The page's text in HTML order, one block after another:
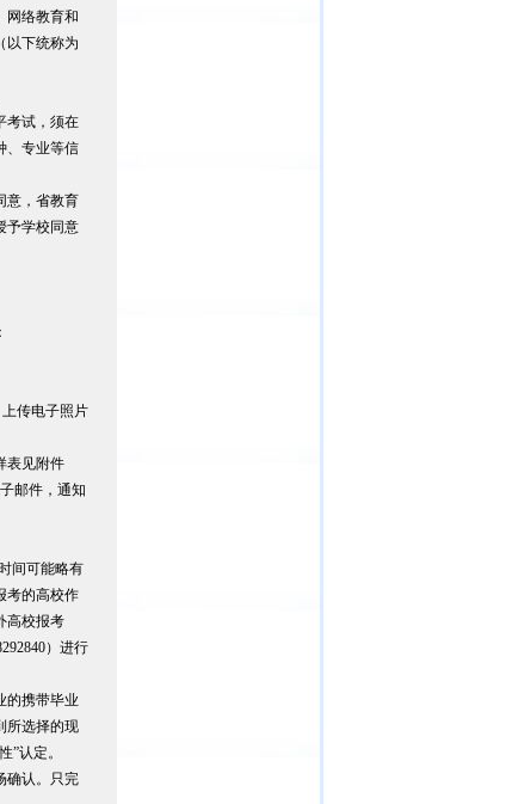
网络教育和
以下统称为
考试，须在
、专业等信
意，省教育
予学校同意
上传电子照片
表见附件
邮件，通知
间可能略有
考的高校作
高校报考
）进行
的携带毕业
所选择的现
认定。
确认。只完